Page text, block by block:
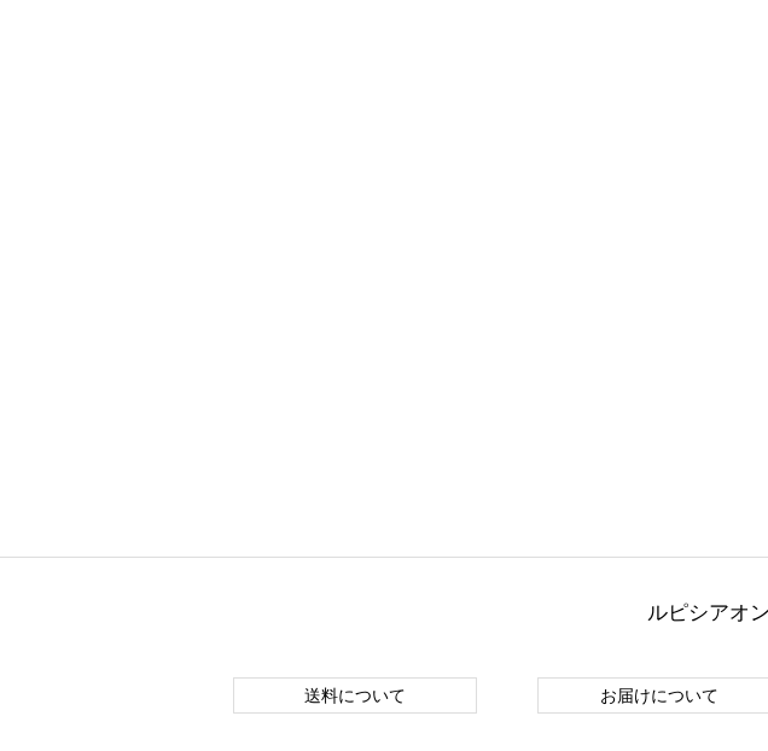
ルピシアオ
送料について お届けについて